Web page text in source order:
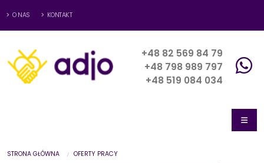
O NAS KONTAKT
+48 82 569 84 79
+48 798 989 797
+48 519 084 034
STRONA GŁÓWNA
OFERTY PRACY